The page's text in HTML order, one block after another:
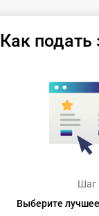
Как подать
Шаг
Выберите